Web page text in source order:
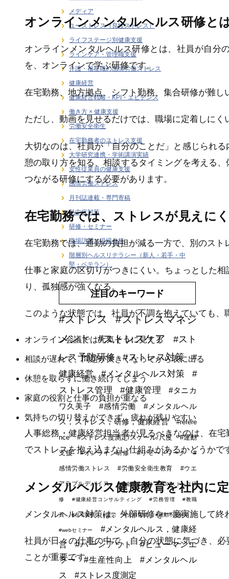
オンラインメンタルヘルス研修と
オンラインメンタルヘルス研修とは、社員が自分
を、オンラインで学ぶ研修です。
在宅勤務、地方拠点、シフト勤務、集合研修が難
ただし、動画を見せるだけでは、職場に定着しにく
大切なのは、社員が「自分のことだ」と感じられ
憩の取り方を知る、相談するタイミングを考える
つながる研修にする必要があります。
在宅勤務では、ストレスが見えに
在宅勤務では、通勤の負担が減る一方で、別のスト
仕事と家庭の区切りがつきにくい。ちょっとした
り、孤独感が強くなる。
このような状態では、社員が不調を抱えていても
オンライン会議では元気そうに見える
相談が遅れて、問題が大きくなってから表に出る
休憩を取らずに働き続けてしまう
家庭の役割と仕事の負担が重なる
気持ちの切り替えができず、疲れが残りやすい
人事総務・健康経営担当者が見るべきなのは、在
でストレスを抱え込まない仕組みがあるかどうかで
メンタルヘルス健康教育を社内に
メンタルヘルス対策は、外部研修を一度実施して終
社員が日々の仕事の中で、自分の状態に気づき、
ことが重要です。
メディア
ユーストレス（良性ストレス）
ライフステージ別健康支援
ラインケア・管理職支援
介護・福祉職の感情労働ストレス
健康経営
健康経営戦略・KPI・エビデンス
働き方 × 健康支援
労働安全衛生
在宅勤務者のストレス支援
大学研究連携・学術講演実績
女性従業員の健康支援
感情労働ストレス
月刊誌連載・専門寄稿
熱中症対策
研修・セミナー
職場訪問・現場分析
階層別ヘルスリテラシー（新人・若手・中
堅・ベテラン）
注目のキーワード
#ストレス
#ストレスマネジ
メント
#ストレスケア
#スト
レス予防研修
#ストレス対策
#
健康経営
#メンタルヘルス対策
#
ストレス管理
#健康管理
#タニカ
ワ久美子
#感情労働
#メンタルヘル
ス，ストレス，研修，健康経営
#refere
nce
#ストレス度測定/スケール/尺度
#運動
支援
#オンライン研修 #リモートワーク #
感情労働ストレス #労働安全衛生教育 #ウエ
アラブルデバイス #安全衛生活動 #DXストレス研
修 #健康経営コンサルティング #労務管理 #教職
員 #在宅勤務 #疲労 #人材育成 #運動不足解消
#webセミナー
#メンタルヘルス，健康経
営
#バーンアウト
#ヒューマンエ
ラー
#生産性向上
#メンタルヘル
ス
#ストレス度測定